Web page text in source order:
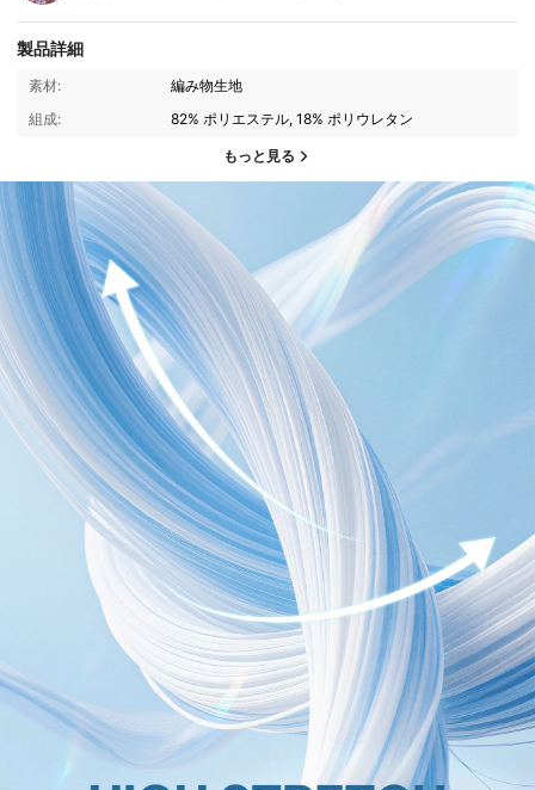
製品詳細
素材:
編み物生地
組成:
82% ポリエステル, 18% ポリウレタン
もっと見る